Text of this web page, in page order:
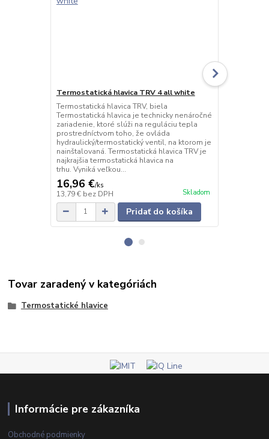
Termostatická hlavica TRV 4 all white
Termostatická hlavica TRV, biela
Termostatická hlavica je technicky nenáročné
zariadenie, ktoré slúži na reguláciu tepla
prostredníctvom toho, že ovláda
hydraulický/termostatický ventil, na ktorom je
nainštalovaná. Termostatická hlavica TRV je
najkrajšia termostatická hlavica na
trhu. Vyniká veľkou...
16,96 €/ks
13,79 € bez DPH Skladom
Pridať do košíka
Tovar zaradený v kategóriách
Termostatické hlavice
Informácie pre zákazníka
Obchodné podmienky